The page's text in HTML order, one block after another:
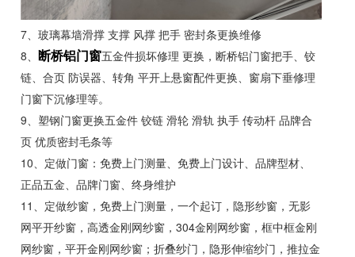
7、玻璃幕墙滑撑 支撑 风撑 把手 密封条更换维修
8、
断桥铝门窗五金件损坏修理 更换，断桥铝门窗把手、铰
链、合页 防误器、转角 平开上悬窗配件更换、窗扇下垂修理
门窗下沉修理等。
9、塑钢门窗更换五金件 铰链 滑轮 滑轨 执手 传动杆 品牌合
页 优质密封毛条等
10、定做门窗：免费上门测量、免费上门设计、品牌型材、
正品五金、品牌门窗、终身维护
11、定做纱窗，免费上门测量，一个起订，隐形纱窗，无影
网平开纱窗，高透金刚网纱窗，304金刚网纱窗，框中框金刚
网纱窗，平开金刚网纱窗；折叠纱门，隐形伸缩纱门，推拉金